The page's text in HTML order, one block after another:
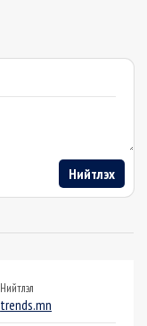
Нийтлэх
Нийтлэл
trends.mn